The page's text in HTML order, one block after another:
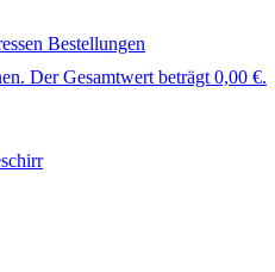
Bestellungen
Der Gesamtwert beträgt 0,00 €.